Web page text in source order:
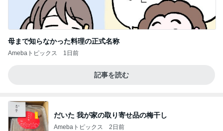
母まで知らなかった料理の正式名称
Amebaトピックス 1日前
記事を読む
だいた 我が家の取り寄せ品の梅干し
Amebaトピックス 2日前